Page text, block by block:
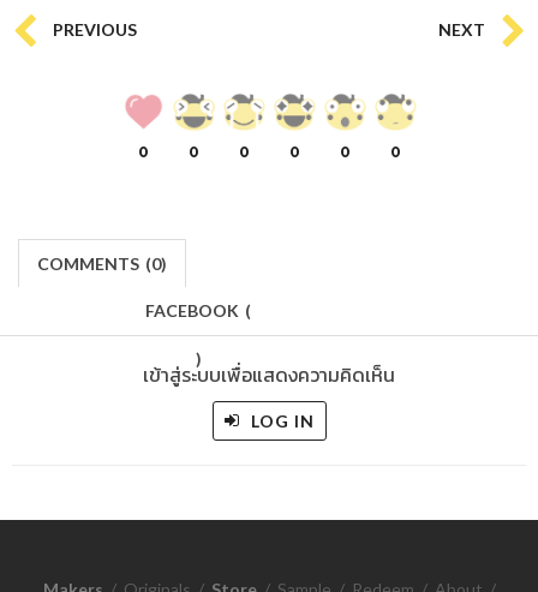
PREVIOUS NEXT
0 0 0 0 0 0
COMMENTS (0)
FACEBOOK (
)
เข้าสู่ระบบเพื่อแสดงความคิดเห็น
LOG IN